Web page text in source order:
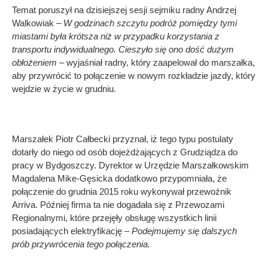
Temat poruszył na dzisiejszej sesji sejmiku radny Andrzej
Walkowiak – W godzinach szczytu podróż pomiędzy tymi
miastami była krótsza niż w przypadku korzystania z
transportu indywidualnego. Cieszyło się ono dość dużym
obłożeniem – wyjaśniał radny, który zaapelował do marszałka,
aby przywrócić to połączenie w nowym rozkładzie jazdy, który
wejdzie w życie w grudniu.
Marszałek Piotr Całbecki przyznał, iż tego typu postulaty
dotarły do niego od osób dojeżdżających z Grudziądza do
pracy w Bydgoszczy. Dyrektor w Urzędzie Marszałkowskim
Magdalena Mike-Gęsicka dodatkowo przypomniała, że
połączenie do grudnia 2015 roku wykonywał przewoźnik
Arriva. Później firma ta nie dogadała się z Przewozami
Regionalnymi, które przejęły obsługę wszystkich linii
posiadających elektryfikację –Podejmujemy się dalszych
prób przywrócenia tego połączenia.